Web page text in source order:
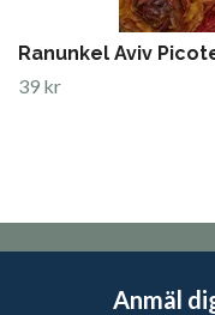
Ranunkel Aviv
39 kr
Anmäl